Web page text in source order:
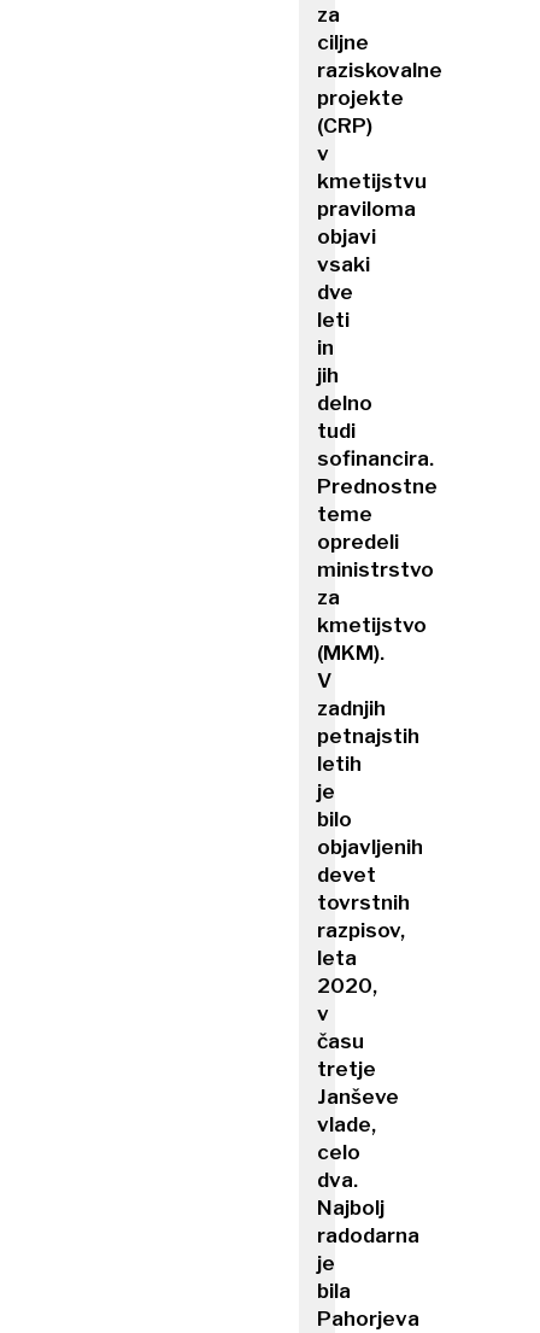
za
ciljne
raziskovalne
projekte
(CRP)
v
kmetijstvu
praviloma
objavi
vsaki
dve
leti
in
jih
delno
tudi
sofinancira.
Prednostne
teme
opredeli
ministrstvo
za
kmetijstvo
(MKM).
V
zadnjih
petnajstih
letih
je
bilo
objavljenih
devet
tovrstnih
razpisov,
leta
2020,
v
času
tretje
Janševe
vlade,
celo
dva.
Najbolj
radodarna
je
bila
Pahorjeva